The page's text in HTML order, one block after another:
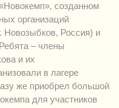
созданном
организаций
Новозыбков, Россия) и
– члены
и их
в лагере
же приобрел большой
для участников